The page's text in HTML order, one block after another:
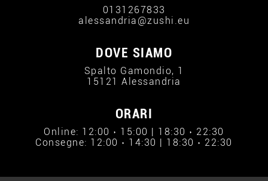
0131267833
alessandria@zushi.eu
DOVE SIAMO
Spalto Gamondio, 1
15121 Alessandria
ORARI
Online: 12:00 › 15:00 | 18:30 › 22:30
Consegne: 12:00 › 14:30 | 18:30 › 22:30